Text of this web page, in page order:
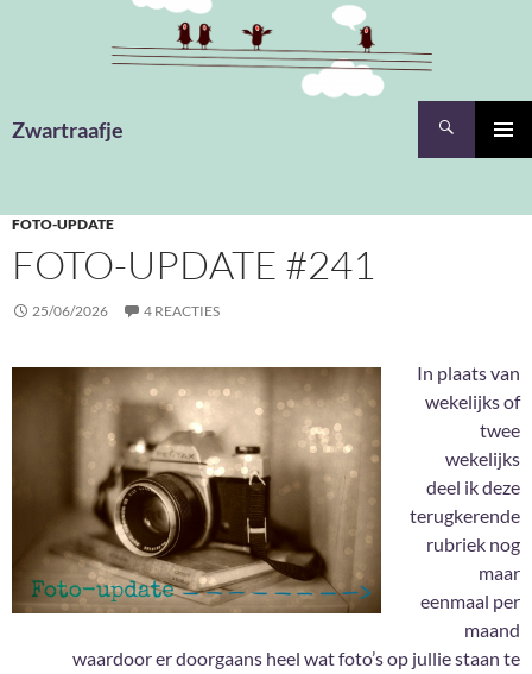
Zwartraafje
FOTO-UPDATE
FOTO-UPDATE #241
25/06/2026 4 REACTIES
In plaats van
wekelijks of
twee
wekelijks
deel ik deze
terugkerende
rubriek nog
maar
eenmaal per
maand
waardoor er doorgaans heel wat foto’s op jullie staan te